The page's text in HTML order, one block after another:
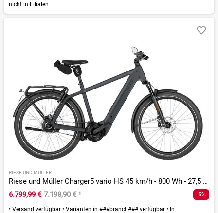
nicht in Filialen
RIESE UND MÜLLER
Riese und Müller Charger5 vario HS 45 km/h - 800 Wh - 27,5 Zoll - Diamant - 2026
6.799,99 € 7.198,90 €¹ -5%
• Versand verfügbar • Varianten in ###branch### verfügbar • In